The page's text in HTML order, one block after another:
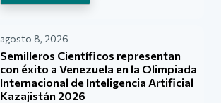
agosto 8, 2026
Semilleros Científicos representan
con éxito a Venezuela en la Olimpiada
Internacional de Inteligencia Artificial
Kazajistán 2026